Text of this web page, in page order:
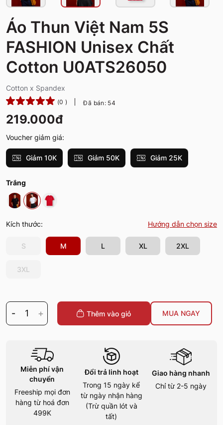
Áo Thun Việt Nam 5S
FASHION Unisex Chất
Cotton U0ATS26050
Cotton x Spandex
(0 ) Đã bán: 54
219.000đ
Voucher giảm giá:
Giảm 10K Giảm 50K Giảm 25K
Trắng
Kích thước: Hướng dẫn chọn size
S M L XL 2XL
3XL
- 1 + Thêm vào giỏ MUA NGAY
Miễn phí vận
chuyển
Freeship mọi đơn
hàng từ hoá đơn
499K
Đổi trả linh hoạt
Trong 15 ngày kể
từ ngày nhận hàng
(Trừ quần lót và
tất)
Giao hàng nhanh
Chỉ từ 2-5 ngày